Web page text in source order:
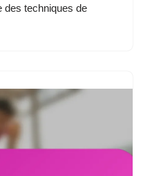
des techniques de